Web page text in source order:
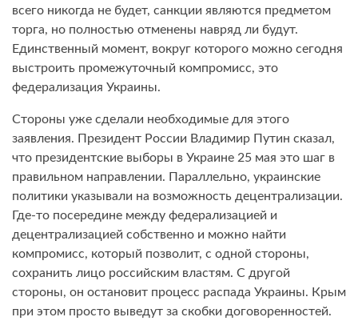
всего никогда не будет, санкции являются предметом
торга, но полностью отменены навряд ли будут.
Единственный момент, вокруг которого можно сегодня
выстроить промежуточный компромисс, это
федерализация Украины.
Стороны уже сделали необходимые для этого
заявления. Президент России Владимир Путин сказал,
что президентские выборы в Украине 25 мая это шаг в
правильном направлении. Параллельно, украинские
политики указывали на возможность децентрализации.
Где-то посередине между федерализацией и
децентрализацией собственно и можно найти
компромисс, который позволит, с одной стороны,
сохранить лицо российским властям. С другой
стороны, он остановит процесс распада Украины. Крым
при этом просто выведут за скобки договоренностей.